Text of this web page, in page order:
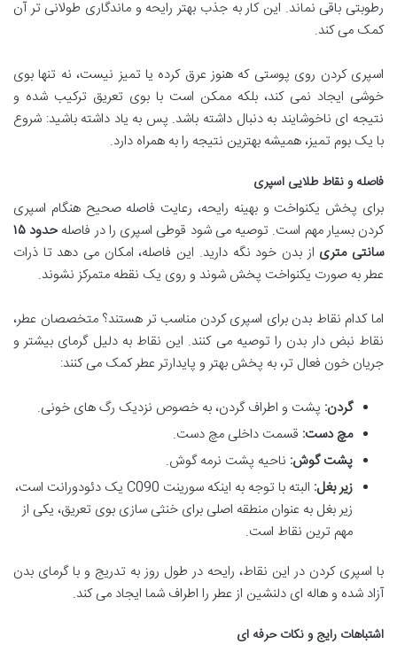
رطوبتی باقی نماند. این کار به جذب بهتر رایحه و ماندگاری طولانی تر آن
کمک می کند.
اسپری کردن روی پوستی که هنوز عرق کرده یا تمیز نیست، نه تنها بوی
خوشی ایجاد نمی کند، بلکه ممکن است با بوی تعریق ترکیب شده و
نتیجه ای ناخوشایند به دنبال داشته باشد. پس به یاد داشته باشید: شروع
با یک بوم تمیز، همیشه بهترین نتیجه را به همراه دارد.
فاصله و نقاط طلایی اسپری
برای پخش یکنواخت و بهینه رایحه، رعایت فاصله صحیح هنگام اسپری
کردن بسیار مهم است. توصیه می شود قوطی اسپری را در فاصله
حدود ۱۵
سانتی متری از بدن خود نگه دارید. این فاصله، امکان می دهد تا ذرات
عطر به صورت یکنواخت پخش شوند و روی یک نقطه متمرکز نشوند.
اما کدام نقاط بدن برای اسپری کردن مناسب تر هستند؟ متخصصان عطر،
نقاط نبض دار بدن را توصیه می کنند. این نقاط به دلیل گرمای بیشتر و
جریان خون فعال تر، به پخش بهتر و پایدارتر عطر کمک می کنند:
گردن: پشت و اطراف گردن، به خصوص نزدیک رگ های خونی.
مچ دست: قسمت داخلی مچ دست.
پشت گوش: ناحیه پشت نرمه گوش.
زیر بغل:
البته با توجه به اینکه سورینت C090 یک دئودورانت است،
زیر بغل به عنوان منطقه اصلی برای خنثی سازی بوی تعریق، یکی از
مهم ترین نقاط است.
با اسپری کردن در این نقاط، رایحه در طول روز به تدریج و با گرمای بدن
آزاد شده و هاله ای دلنشین از عطر را اطراف شما ایجاد می کند.
اشتباهات رایج و نکات حرفه ای